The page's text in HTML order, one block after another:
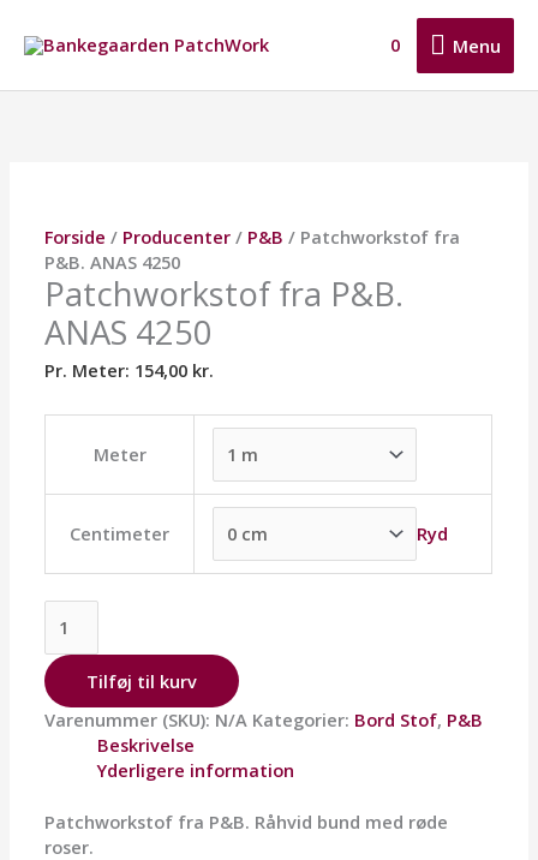
indholdet
Menu
Menu
0
Forside / Producenter / P&B / Patchworkstof fra
P&B. ANAS 4250
Patchworkstof fra P&B.
ANAS 4250
Pr. Meter: 154,00 kr.
Meter
Centimeter Ryd
antal
Tilføj til kurv
Varenummer (SKU): N/A Kategorier: Bord Stof, P&B
Beskrivelse
Yderligere information
Patchworkstof fra P&B. Råhvid bund med røde
roser.
Mulighederne
vælges
på
Mulighederne
vælges
på
Mulighederne
vælges
på